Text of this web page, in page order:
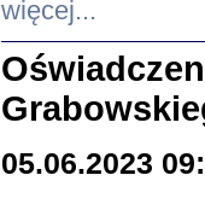
więcej...
05.06.2023